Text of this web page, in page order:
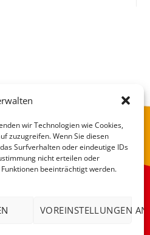
wir Technologien wie Cookies,
zuzugreifen. Wenn Sie diesen
Surfverhalten oder eindeutige IDs
nicht erteilen oder
beeinträchtigt werden.
VOREINSTELLUNGEN